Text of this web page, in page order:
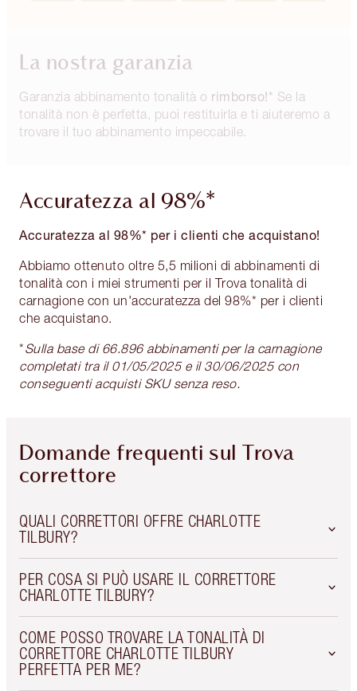
La nostra garanzia
Garanzia abbinamento tonalità o rimborso!* Se la
tonalità non è perfetta, puoi restituirla e ti aiuteremo a
trovare il tuo abbinamento impeccabile.
Accuratezza al 98%*
Accuratezza al 98%* per i clienti che acquistano!
Abbiamo ottenuto oltre 5,5 milioni di abbinamenti di
tonalità con i miei strumenti per il Trova tonalità di
carnagione con un'accuratezza del 98%* per i clienti
che acquistano.
*Sulla base di 66.896 abbinamenti per la carnagione
completati tra il 01/05/2025 e il 30/06/2025 con
conseguenti acquisti SKU senza reso.
Domande frequenti sul Trova
correttore
QUALI CORRETTORI OFFRE CHARLOTTE
TILBURY?
PER COSA SI PUÒ USARE IL CORRETTORE
CHARLOTTE TILBURY?
COME POSSO TROVARE LA TONALITÀ DI
CORRETTORE CHARLOTTE TILBURY
PERFETTA PER ME?